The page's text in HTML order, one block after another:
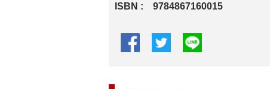
ISBN 9784867160015